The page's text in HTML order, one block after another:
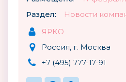
Раздел:
Новости
ЯРКО
Россия, г. Москва
+7 (495) 777-17-91